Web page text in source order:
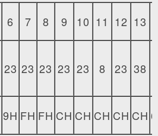
6 7 8 9 10 11 12 13
23 23 23 23 23 8 23 38
9H FH FH CH CH CH CH CH